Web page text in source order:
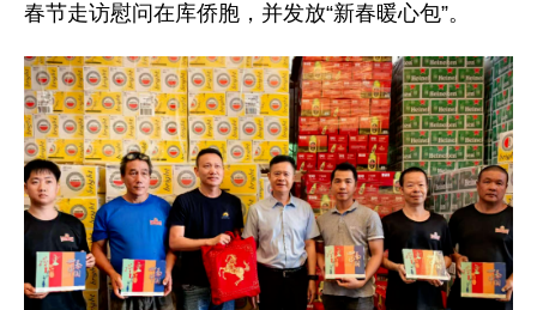
春节走访慰问在库侨胞，并发放“新春暖心包”。